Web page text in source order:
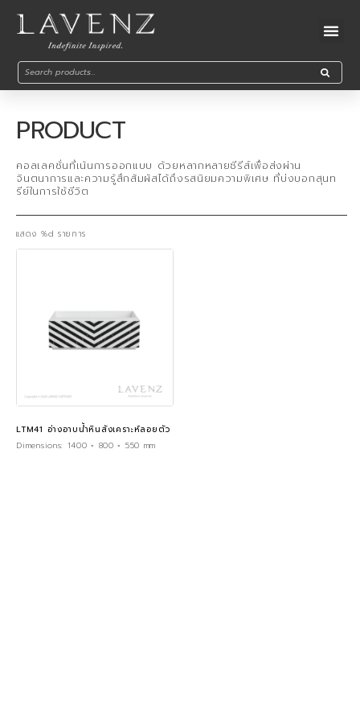
PRODUCT
คอลเลคชั่นที่เน้นการออกแบบ ด้วยหลากหลายซีรีส์เพื่อส่งผ่าน
จินตนาการและความรู้สึกสัมผัสได้ถึงรสนิยมความพิเศษ ที่บ่งบอกสุนท
รีย์ในการใช้ชีวิต
แสดง %d รายการ
LTM41 อ่างอาบน้ำหินสังเคราะห์ลอยตัว
Dimensions: 1400 × 800 × 550 mm